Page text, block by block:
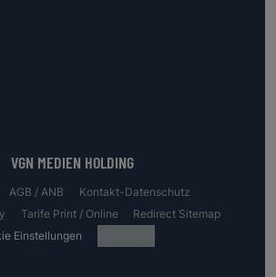
VGN MEDIEN HOLDING
AGB / ANB
Kontakt-Datenschutz
Tarife Print / Online
Redirect Sitemap
Einstellungen